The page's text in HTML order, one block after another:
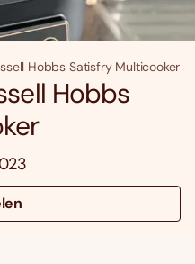
Hobbs Satisfry Multicooker
Hobbs